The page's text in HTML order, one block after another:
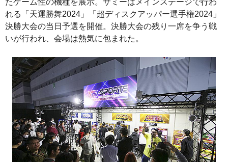
たゲーム性の機種を展示。サミーはメインステージで行わ
れる「天運勝舞2024」「超ディスクアッパー選手権2024」
決勝大会の当日予選を開催。決勝大会の残り一席を争う戦
いが行われ、会場は熱気に包まれた。